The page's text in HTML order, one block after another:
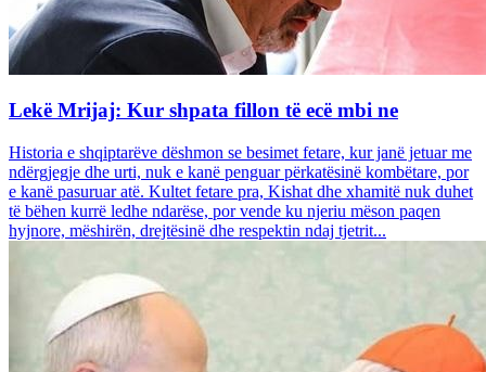
Lekë Mrijaj: Kur shpata fillon të ecë mbi ne
Historia e shqiptarëve dëshmon se besimet fetare, kur janë jetuar me
ndërgjegje dhe urti, nuk e kanë penguar përkatësinë kombëtare, por
e kanë pasuruar atë. Kultet fetare pra, Kishat dhe xhamitë nuk duhet
të bëhen kurrë ledhe ndarëse, por vende ku njeriu mëson paqen
hyjnore, mëshirën, drejtësinë dhe respektin ndaj tjetrit...